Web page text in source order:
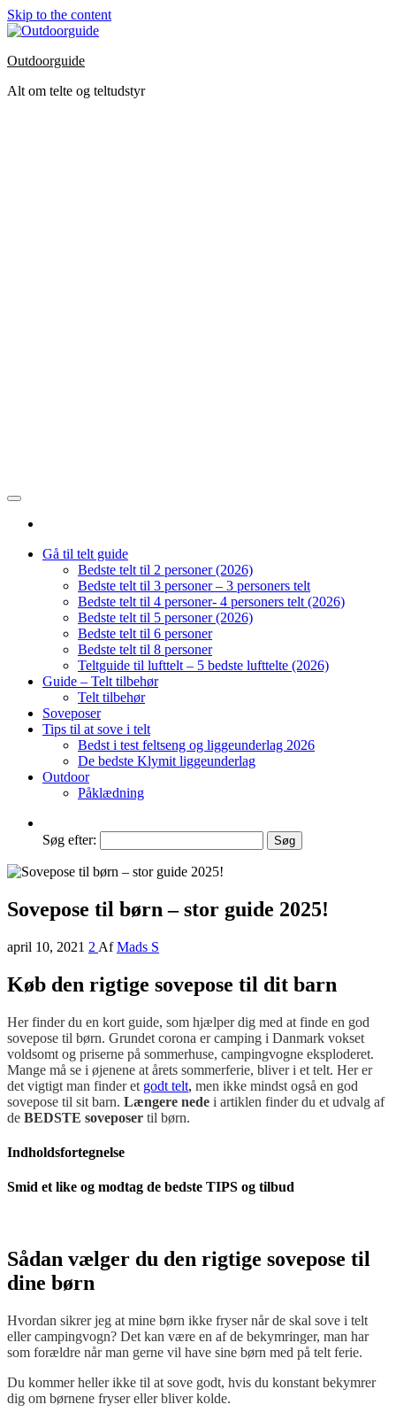
Skip to the content
Outdoorguide
Alt om telte og teltudstyr
Gå til telt guide
Bedste telt til 2 personer (2026)
Bedste telt til 3 personer – 3 personers telt
Bedste telt til 4 personer- 4 personers telt (2026)
Bedste telt til 5 personer (2026)
Bedste telt til 6 personer
Bedste telt til 8 personer
Teltguide til lufttelt – 5 bedste lufttelte (2026)
Guide – Telt tilbehør
Telt tilbehør
Soveposer
Tips til at sove i telt
Bedst i test feltseng og liggeunderlag 2026
De bedste Klymit liggeunderlag
Outdoor
Påklædning
Søg efter:
Sovepose til børn – stor guide 2025!
april 10, 2021 2 Af Mads S
Køb den rigtige sovepose til dit barn
Her finder du en kort guide, som hjælper dig med at finde en god
sovepose til børn. Grundet corona er camping i Danmark vokset
voldsomt og priserne på sommerhuse, campingvogne eksploderet.
Mange må se i øjenene at årets sommerferie, bliver i et telt. Her er
det vigtigt man finder et godt telt, men ikke mindst også en god
sovepose til sit barn. Længere nede i artiklen finder du et udvalg af
de BEDSTE soveposer til børn.
Indholdsfortegnelse
Smid et like og modtag de bedste TIPS og tilbud
Sådan vælger du den rigtige sovepose til
dine børn
Hvordan sikrer jeg at mine børn ikke fryser når de skal sove i telt
eller campingvogn? Det kan være en af de bekymringer, man har
som forældre når man gerne vil have sine børn med på telt ferie.
Du kommer heller ikke til at sove godt, hvis du konstant bekymrer
dig om børnene fryser eller bliver kolde.